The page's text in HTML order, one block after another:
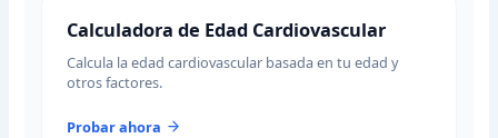
Calculadora de Edad Cardiovascular
Calcula la edad cardiovascular basada en tu edad y
otros factores.
Probar ahora